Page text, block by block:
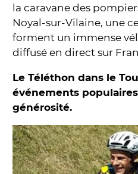
la caravane des
Noyal-sur-Vilaine, une
forment un immense
diffusé en direct sur
Le Téléthon dans le
événements
générosité.